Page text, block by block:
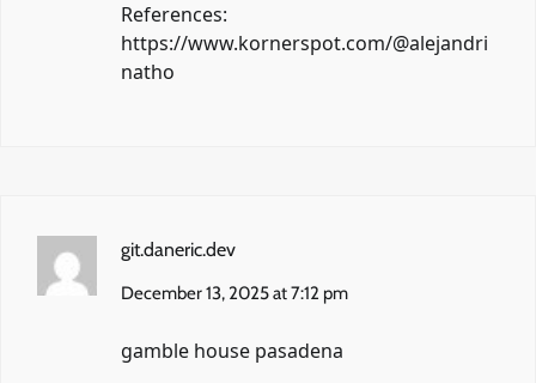
References:
https://www.kornerspot.com/@alejandri
natho
git.daneric.dev
December 13, 2025 at 7:12 pm
gamble house pasadena